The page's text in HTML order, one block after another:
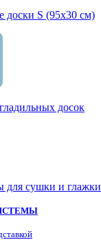
доски S (95х30 см)
досок
для сушки и глажки